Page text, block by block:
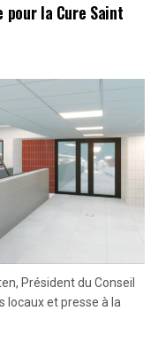
pour la Cure Saint
Président du Conseil
locaux et presse à la